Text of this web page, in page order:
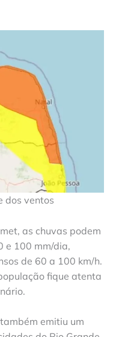
dos ventos
as chuvas podem
e 100 mm/dia,
de 60 a 100 km/h.
fique atenta
emitiu um